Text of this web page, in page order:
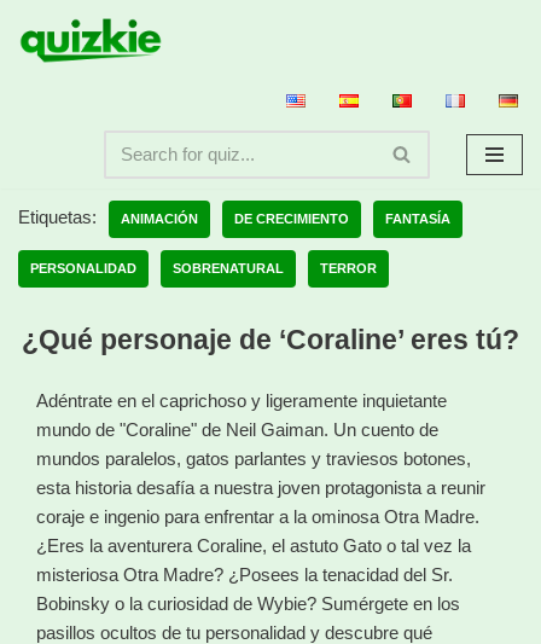
Saltar
Etiquetas: ANIMACIÓN DE CRECIMIENTO FANTASÍA
PERSONALIDAD SOBRENATURAL TERROR
¿Qué personaje de ‘Coraline’ eres tú?
Adéntrate en el caprichoso y ligeramente inquietante
mundo de "Coraline" de Neil Gaiman. Un cuento de
mundos paralelos, gatos parlantes y traviesos botones,
esta historia desafía a nuestra joven protagonista a reunir
coraje e ingenio para enfrentar a la ominosa Otra Madre.
¿Eres la aventurera Coraline, el astuto Gato o tal vez la
misteriosa Otra Madre? ¿Posees la tenacidad del Sr.
Bobinsky o la curiosidad de Wybie? Sumérgete en los
pasillos ocultos de tu personalidad y descubre qué